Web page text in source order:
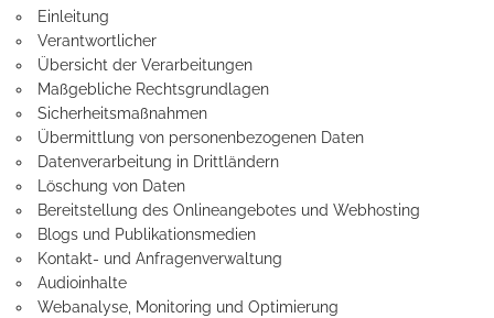
Einleitung
Verantwortlicher
Übersicht der Verarbeitungen
Maßgebliche Rechtsgrundlagen
Sicherheitsmaßnahmen
Übermittlung von personenbezogenen Daten
Datenverarbeitung in Drittländern
Löschung von Daten
Bereitstellung des Onlineangebotes und Webhosting
Blogs und Publikationsmedien
Kontakt- und Anfragenverwaltung
Audioinhalte
Webanalyse, Monitoring und Optimierung